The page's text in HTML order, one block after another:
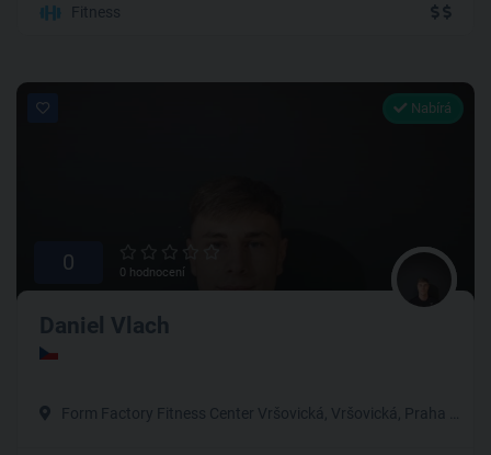
Fitness
Nabírá
0 0 hodnocení
Daniel Vlach
Form Factory Fitness Center Vršovická, Vršovická, Praha 10-Vršovice